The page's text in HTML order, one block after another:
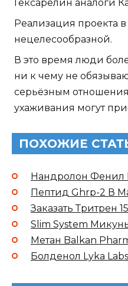
Гексарелин аналоги
Реализация проекта
нецелесообразной.
В это время люди
ни к чему не
серьёзным
ухаживания могут
ПОХОЖИЕ
Нандролон Фенил
Пептид Ghrp-2 В
Заказать Тритрен
Slim System
Метан Balkan
Болденол Lyka